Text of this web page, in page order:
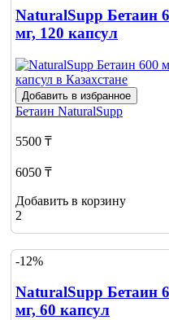
NaturalSupp Бетаин
мг, 120 капсул
Добавить в избранное
Бетаин NaturalSupp
5500 ₸
6050 ₸
Добавить в корзину
2
-12%
NaturalSupp Бетаин
мг, 60 капсул